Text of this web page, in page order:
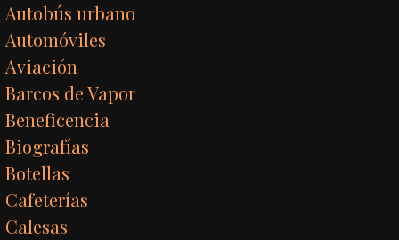
Autobús urbano
Automóviles
Aviación
Barcos de Vapor
Beneficencia
Biografías
Botellas
Cafeterías
Calesas